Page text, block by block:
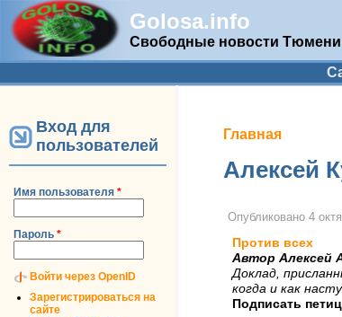
Golosa.info
Свободные новости Тюмени
Дополнительное меню
Вход для
пользователей
Имя пользователя *
Пароль *
Войти через OpenID
Зарегистрироваться на
сайте
Вы здесь
Главная
Алексей
Опубликовано 4
Против всех
Автор Алексей
Доклад,
когда и как
Подписать